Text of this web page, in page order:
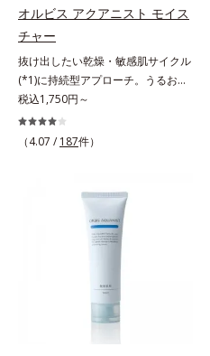
ルコシド（保湿）で形成するミセル
*4 炭酸ジカプリリル*5 乾燥や汚れ
による*6 キメの乱れによる＜使用
量目安＞適量＜使用ステップ＞オル
ビス ザ クレンジング オイル ⇒
洗顔料 ⇒ 化粧水 ⇒ 保湿液
※W洗顔が必要です＜使用方法＞1.
適量（2プッシュ程度）をとり、手
イクとよくなじませます。※落ちに
くいメイクを落とす際は、乾いた手
にとり、メイクとしっかりなじませ
てください。3.メイクとなじんだ
します。4.その後、洗顔料で洗顔し
てください。各商品の詳しい情報は
商品ページをご覧ください。・
*3 色みのこと*4 トリエトキシカプ
リリルシラン配合＝保湿成分*5 ス
クワラン、ヒアルロン酸Na、加水
分解コラーゲン
オルビス アクアニスト モイス
チャー
抜け出したい乾燥・敏感肌サイクル
(*1)に持続型アプローチ。うるおい
を追求した敏感肌用保湿スキンケア
(*2)。うるおいを逃し、刺激を受け
やすい角層の“乾燥敏感スランプ
望の敏感肌用保湿スキンケアライン
「オルビス アクアニスト」。乾燥
敏感スランプの原因にアプローチす
る持続型トリプルアミノ酸(*4)を配
異物として排出されにくく、肌にと
どまってうるおいを蓄えてくれま
す。刺激を受けやすくなった角層を
うるおいで満たし、脱・敏感肌を目
税込1,750円～
（4.07 / 187件）